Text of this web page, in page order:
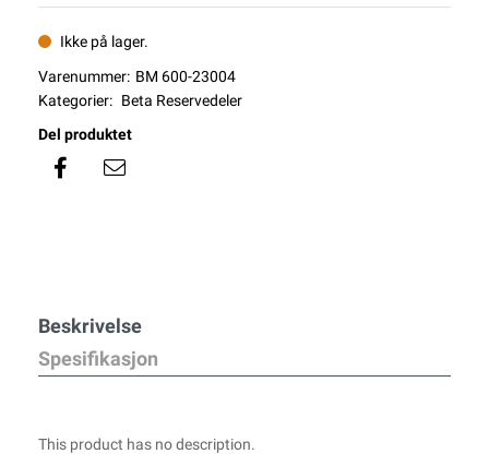
Ikke på lager.
Varenummer: BM 600-23004
Kategorier: Beta Reservedeler
Del produktet
Beskrivelse
Spesifikasjon
This product has no description.